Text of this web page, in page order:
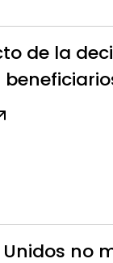
de la
Unidos no